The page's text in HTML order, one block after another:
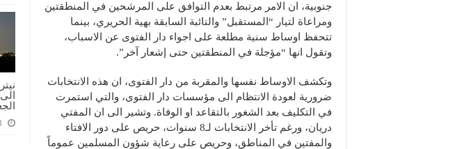
جنوبية، ان الامر مرتبط بعدم التوافق على المرشحين في المنطقتين
ومراعاة لتيار “المستقبل” والنائبة السابقة بهية الحريري، بينما
تتحفظ اوساط سنية مطلعة على اجواء دار الفتوى عن الاسباب،
وتقول انها “مؤجلة في المنطقتين حتى إشعار آخر”.
وتكشف الاوساط نفسها والمقربة من دار الفتوى، ان هذه الانتخابات
ضرورية لعودة الانتظام الى مؤسسات دار الفتوى، والتي استمرت
في التكليف بعد الشغور بالتقاعد او الوفاة. وتشير الى ان المفتي
دريان، ورغم تأخر الانتخابات لـ8 سنوات، حريص على دور الافتاء
والمفتين في المناطق، وحريص على رعاية شؤون المسلمين عموماً